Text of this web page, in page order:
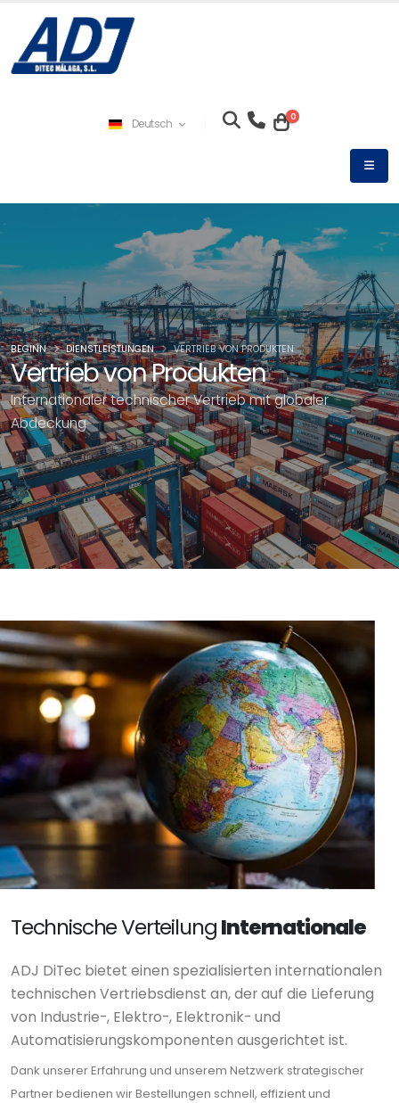
Deutsch 0
Vertrieb von Produkten
Internationaler technischer Vertrieb mit globaler
Abdeckung
BEGINN DIENSTLEISTUNGEN VERTRIEB VON PRODUKTEN
Technische VerteilungInternationale
ADJ DiTec bietet einen spezialisierten internationalen
technischen Vertriebsdienst an, der auf die Lieferung
von Industrie-, Elektro-, Elektronik- und
Automatisierungskomponenten ausgerichtet ist.
Dank unserer Erfahrung und unserem Netzwerk strategischer
Partner bedienen wir Bestellungen schnell, effizient und